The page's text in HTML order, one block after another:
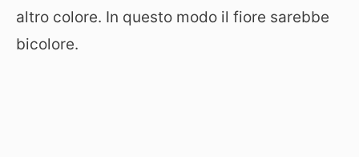
altro colore. In questo modo il fiore sarebbe
bicolore.